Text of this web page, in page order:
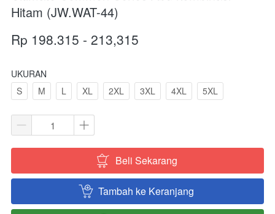
Hitam (JW.WAT-44)
Rp 198.315 - 213,315
UKURAN
S
M L XL 2XL 3XL 4XL 5XL
` Beli Sekarang
` Tambah ke Keranjang